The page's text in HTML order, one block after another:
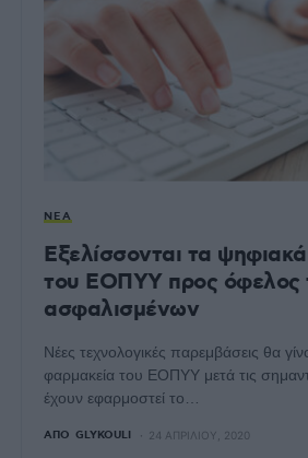
ΝΈΑ
Εξελίσσονται τα
του ΕΟΠΥΥ προς όφελος
ασφαλισμένων
Νέες τεχνολογικές παρεμβάσεις θα
φαρμακεία του ΕΟΠΥΥ μετά τις
έχουν εφαρμοστεί το…
ΑΠΌ GLYKOULI 24 ΑΠΡΙΛΊΟΥ, 2020